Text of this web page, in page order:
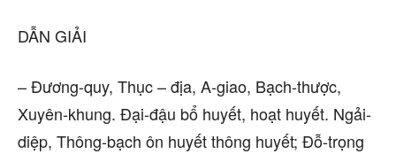
DẪN GIẢI
– Đương-quy, Thục – địa, A-giao, Bạch-thược,
Xuyên-khung. Đại-đậu bổ huyết, hoạt huyết. Ngải-
diệp, Thông-bạch ôn huyết thông huyết; Đỗ-trọng